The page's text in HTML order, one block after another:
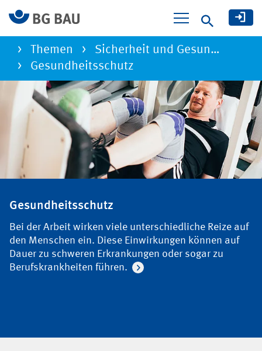
Suche
Themen
Sicherheit und Gesun…
Gesundheitsschutz
Gesundheitsschutz
Gesundheitsschutz
Bei der Arbeit wirken viele unterschiedliche Reize auf
den Menschen ein. Diese Einwirkungen können auf
Dauer zu schweren Erkrankungen oder sogar zu
Berufskrankheiten führen.